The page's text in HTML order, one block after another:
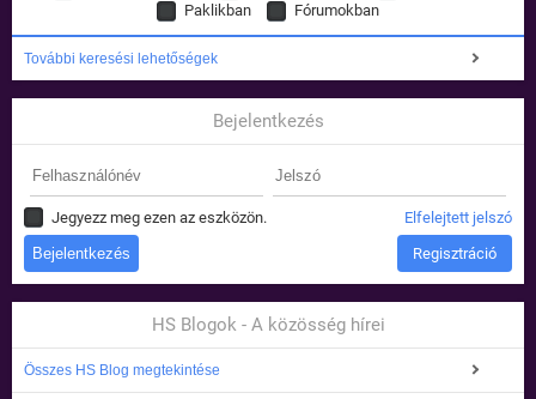
Paklikban
Fórumokban
További keresési lehetőségek
Bejelentkezés
Jegyezz meg ezen az eszközön. Elfelejtett jelszó
Regisztráció
HS Blogok - A közösség hírei
Összes HS Blog megtekintése